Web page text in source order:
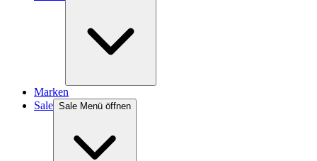
Marken
Sale Sale Menü öffnen